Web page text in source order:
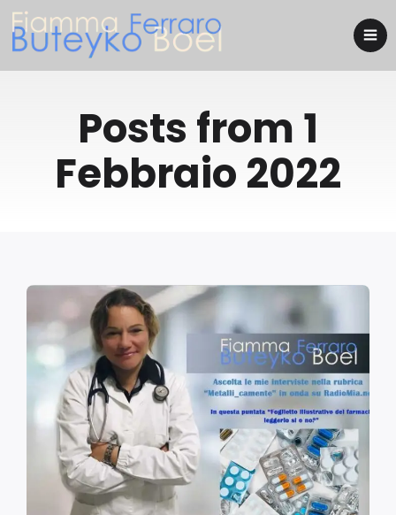
Posts from 1
Febbraio 2022